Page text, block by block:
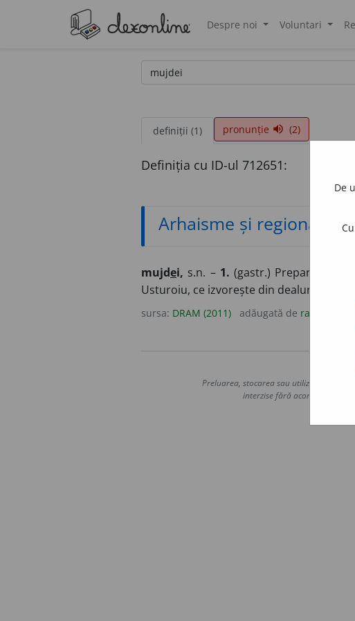
Despre noi Voluntari
definiții (1) pronunție volume_up (2)
Definiția cu ID-ul 712651:
Arhaisme și
mujdei, s.n. – 1. (gastr.) Preparat
Usturoiu, ce izvorește din dealurile din
sursa: DRAM (2011) adăugată de raduborza
Preluarea, stocarea sau utilizarea
interzise fără acordul nostru
De